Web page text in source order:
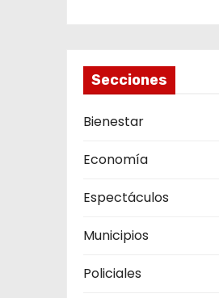
Secciones
Bienestar
Economía
Espectáculos
Municipios
Policiales